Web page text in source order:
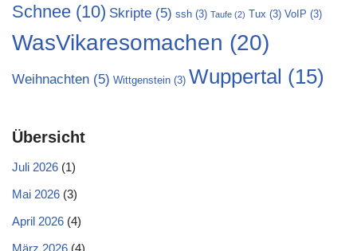
Schnee (10) Skripte (5) ssh (3) Taufe (2) Tux (3) VoIP (3)
WasVikaresomachen (20)
Weihnachten (5) Wittgenstein (3) Wuppertal (15)
Übersicht
Juli 2026 (1)
Mai 2026 (3)
April 2026 (4)
März 2026 (4)